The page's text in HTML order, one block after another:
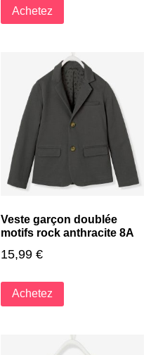
Achetez
Veste garçon doublée
motifs rock anthracite 8A
15,99 €
Achetez